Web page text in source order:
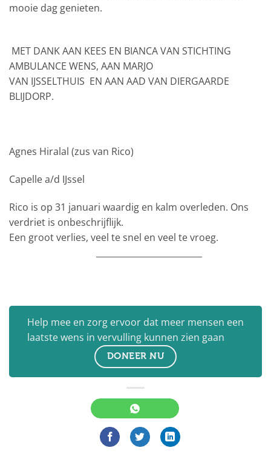
mooie dag genieten.
MET DANK AAN KEES EN BIANCA VAN STICHTING
AMBULANCE WENS, AAN MARJO
VAN IJSSELTHUIS EN AAN AAD VAN DIERGAARDE
BLIJDORP.
Agnes Hiralal (zus van Rico)
Capelle a/d IJssel
Rico is op 31 januari waardig en kalm overleden. Ons
verdriet is onbeschrijflijk.
Een groot verlies, veel te snel en veel te vroeg.
Help mee en zorg ervoor dat meer mensen een
laatste wens in vervulling kunnen zien gaan
DONEER NU